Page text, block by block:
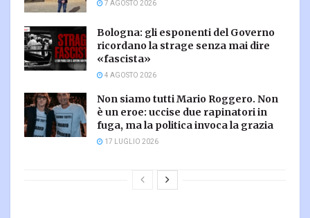
7 AGOSTO 2026
Bologna: gli esponenti del Governo
ricordano la strage senza mai dire
«fascista»
4 AGOSTO 2026
Non siamo tutti Mario Roggero. Non
è un eroe: uccise due rapinatori in
fuga, ma la politica invoca la grazia
17 LUGLIO 2026